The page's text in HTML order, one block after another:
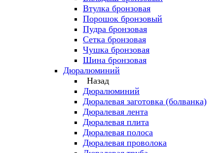
Втулка бронзовая
Порошок бронзовый
Пудра бронзовая
Сетка бронзовая
Чушка бронзовая
Шина бронзовая
Дюралюминий
Назад
Дюралюминий
Дюралевая заготовка (болванка)
Дюралевая лента
Дюралевая плита
Дюралевая полоса
Дюралевая проволока